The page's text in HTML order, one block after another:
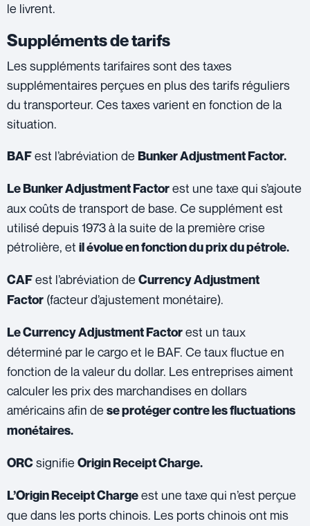
le livrent.
Suppléments de tarifs
Les suppléments tarifaires sont des taxes
supplémentaires perçues en plus des tarifs réguliers
du transporteur. Ces taxes varient en fonction de la
situation.
BAFest l’abréviation de Bunker Adjustment Factor.
Le Bunker Adjustment Factorest une taxe qui s’ajoute
aux coûts de transport de base. Ce supplément est
utilisé depuis 1973 à la suite de la première crise
pétrolière, et il évolue en fonction du prix du pétrole.
CAFest l’abréviation de Currency Adjustment
Factor (facteur d’ajustement monétaire).
Le Currency Adjustment Factorest un taux
déterminé par le cargo et le BAF. Ce taux fluctue en
fonction de la valeur du dollar. Les entreprises aiment
calculer les prix des marchandises en dollars
américains afin de se protéger contre les fluctuations
monétaires.
ORCsignifie Origin Receipt Charge.
L’Origin Receipt Chargeest une taxe qui n’est perçue
que dans les ports chinois. Les ports chinois ont mis